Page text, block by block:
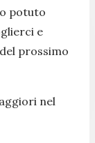
potuto
e
prossimo
nel